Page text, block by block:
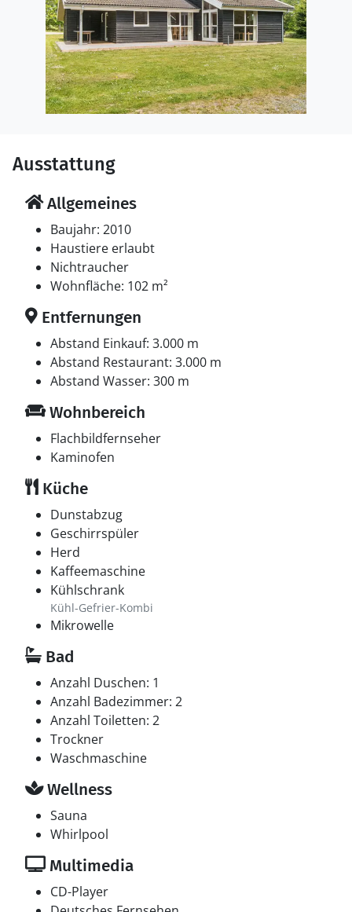
Ausstattung
Allgemeines
Baujahr: 2010
Haustiere erlaubt
Nichtraucher
Wohnfläche: 102 m²
Entfernungen
Abstand Einkauf: 3.000 m
Abstand Restaurant: 3.000 m
Abstand Wasser: 300 m
Wohnbereich
Flachbildfernseher
Kaminofen
Küche
Dunstabzug
Geschirrspüler
Herd
Kaffeemaschine
Kühlschrank
Kühl-Gefrier-Kombi
Mikrowelle
Bad
Anzahl Duschen: 1
Anzahl Badezimmer: 2
Anzahl Toiletten: 2
Trockner
Waschmaschine
Wellness
Sauna
Whirlpool
Multimedia
CD-Player